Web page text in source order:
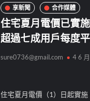
享新聞 合作媒體
住宅夏月電價已實
超過七成用戶每度
sure0736@gmail.com 4 6
住宅夏月電價（1）日起實